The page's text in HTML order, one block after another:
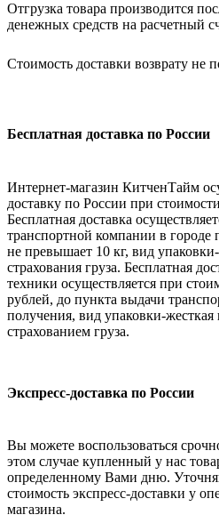
Отгрузка товара производится
денежных средств на расчетный
Стоимость доставки возврату не
Бесплатная доставка по России
Интернет-магазин КитченТайм
доставку по России при
Бесплатная доставка
транспортной компании в городе
не превышает 10 кг, вид упаковки-
страхования груза. Бесплатная
техники осуществляется при
рублей, до пункта выдачи
получения, вид упаковки-
страхованием груза.
Экспресс-доставка по России
Вы можете воспользоваться
этом случае купленный у нас
определенному Вами дню.
стоимость экспресс-доставки у
магазина.